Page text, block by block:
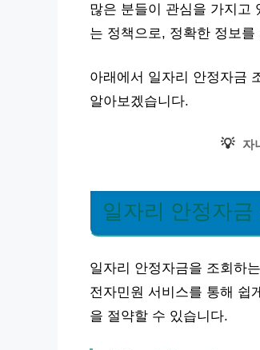
많은 분들이 관심을 가지고
는 정책으로, 정확한 정보
아래에서 일자리 안정자금
알아보겠습니다.
💡 자
일자리 안정자
일자리 안정자금을 조회하
전자민원 서비스를 통해 쉽
을 절약할 수 있습니다.